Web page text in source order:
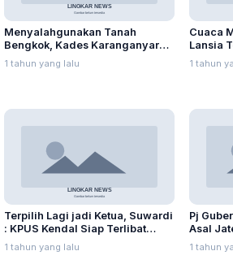
Menyalahgunakan Tanah
Bengkok, Kades Karanganyar
Ditangkap Kejari
1 tahun yang lalu
Cuaca
Lansia
Enceng
1 tahun
Terpilih Lagi jadi Ketua, Suwardi
: KPUS Kendal Siap Terlibat
Suplai Telur untuk MBG
1 tahun yang lalu
Pj
Asal
dalam
1 tahun